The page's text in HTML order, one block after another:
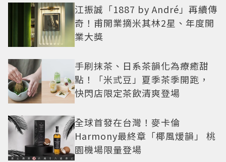
江振誠「1887 by André」再續傳
奇！甫開業摘米其林2星、年度開
業大獎
手刷抹茶、日系茶韻化為療癒甜
點！「米弎豆」夏季茶季開跑，
快閃店限定茶飲清爽登場
全球首發在台灣！麥卡倫
Harmony最終章「椰風煖韻」 桃
園機場限量登場